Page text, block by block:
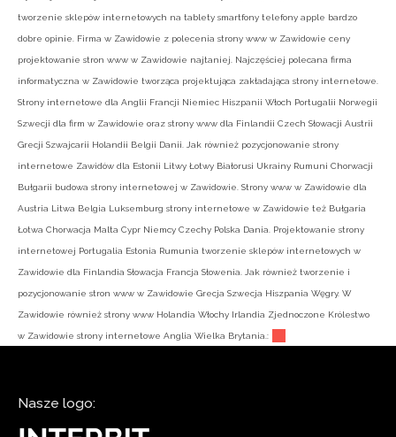
tworzenie sklepów internetowych na tablety smartfony telefony apple bardzo
dobre opinie. Firma w Zawidowie z polecenia strony www w Zawidowie ceny
projektowanie stron www w Zawidowie najtaniej. Najczęściej polecana firma
informatyczna w Zawidowie tworząca projektująca zakładająca strony internetowe.
Strony internetowe dla Anglii Francji Niemiec Hiszpanii Włoch Portugalii Norwegii
Szwecji dla firm w Zawidowie oraz strony www dla Finlandii Czech Słowacji Austrii
Grecji Szwajcarii Holandii Belgii Danii. Jak również pozycjonowanie strony
internetowe Zawidów dla Estonii Litwy Łotwy Białorusi Ukrainy Rumuni Chorwacji
Bułgarii budowa strony internetowej w Zawidowie. Strony www w Zawidowie dla
Austria Litwa Belgia Luksemburg strony internetowe w Zawidowie też Bułgaria
Łotwa Chorwacja Malta Cypr Niemcy Czechy Polska Dania. Projektowanie strony
internetowej Portugalia Estonia Rumunia tworzenie sklepów internetowych w
Zawidowie dla Finlandia Słowacja Francja Słowenia. Jak również tworzenie i
pozycjonowanie stron www w Zawidowie Grecja Szwecja Hiszpania Węgry. W
Zawidowie również strony www Holandia Włochy Irlandia Zjednoczone Królestwo
w Zawidowie strony internetowe Anglia Wielka Brytania.:
Nasze logo: